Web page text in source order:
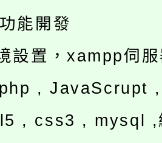
能開發
設置，xampp伺
php , JavaScrupt
, css3 , mysql ,